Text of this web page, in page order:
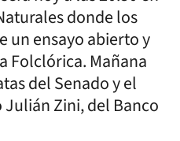
donde los
un ensayo abierto y
Folclórica. Mañana
del Senado y el
Zini, del Banco